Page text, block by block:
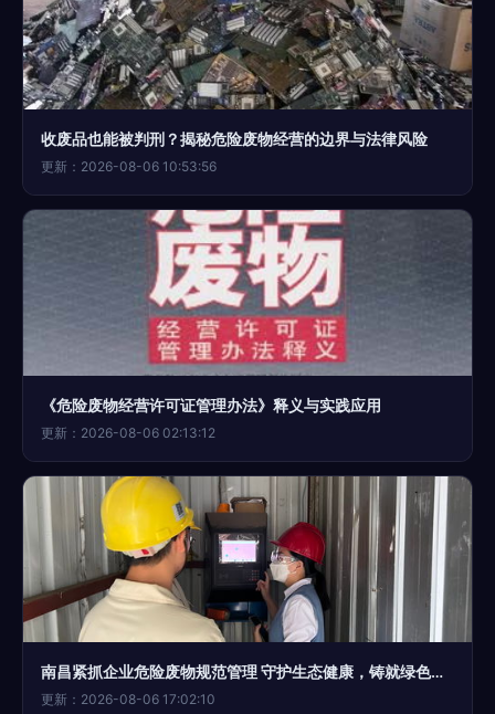
收废品也能被判刑？揭秘危险废物经营的边界与法律风险
更新：2026-08-06 10:53:56
《危险废物经营许可证管理办法》释义与实践应用
更新：2026-08-06 02:13:12
南昌紧抓企业危险废物规范管理 守护生态健康，铸就绿色经营
更新：2026-08-06 17:02:10